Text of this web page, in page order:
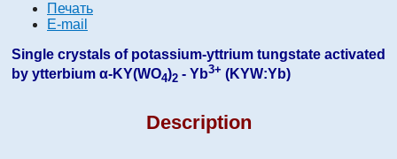
Печать
E-mail
Single crystals of potassium-yttrium tungstate activated
by ytterbium α-KY(WO4)2 - Yb3+ (KYW:Yb)
Description